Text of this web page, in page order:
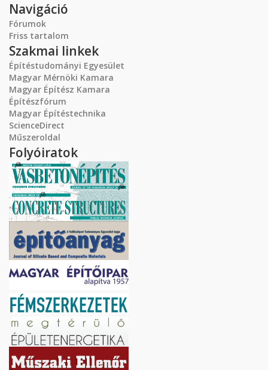
Navigáció
Fórumok
Friss tartalom
Szakmai linkek
Építéstudományi Egyesület
Magyar Mérnöki Kamara
Magyar Építész Kamara
Építészfórum
Magyar Építéstechnika
ScienceDirect
Műszeroldal
Folyóiratok